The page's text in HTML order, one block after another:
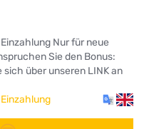
Nur für neue
Sie den Bonus:
über unseren LINK an